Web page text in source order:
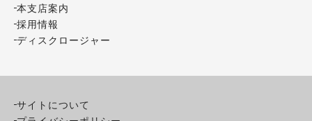
本支店案内
採用情報
ディスクロージャー
サイトについて